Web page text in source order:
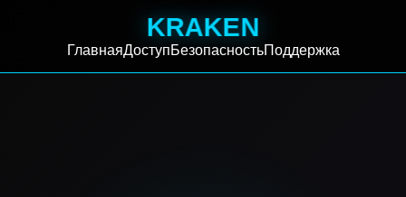
KRAKEN
ГлавнаяДоступБезопасностьПоддержка